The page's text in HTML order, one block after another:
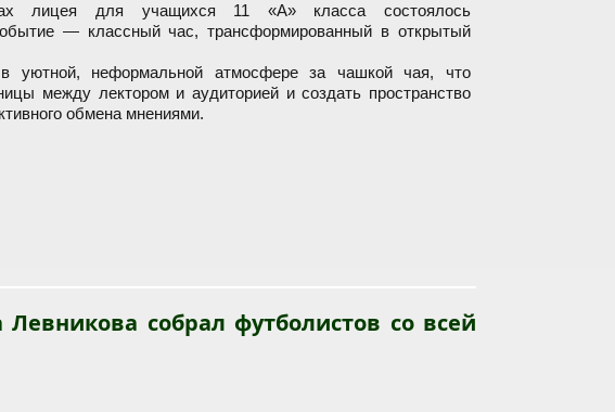
лицея для учащихся 11 «А» класса состоялось
— классный час, трансформированный в открытый
уютной, неформальной атмосфере за чашкой чая, что
между лектором и аудиторией и создать пространство
обмена мнениями.
собрал футболистов со всей